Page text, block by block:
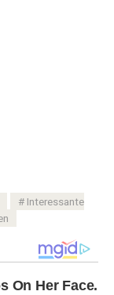
Interessante